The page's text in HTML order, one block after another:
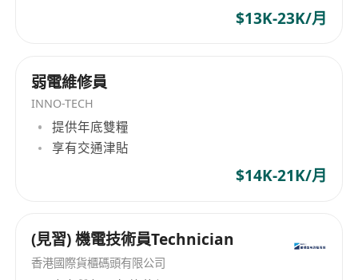
$13K-23K/月
弱電維修員
INNO-TECH
提供年底雙糧
享有交通津貼
$14K-21K/月
(見習) 機電技術員Technician
香港國際貨櫃碼頭有限公司